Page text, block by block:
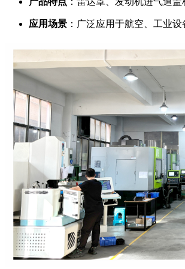
应用场景 ：广泛应用于航空、工业